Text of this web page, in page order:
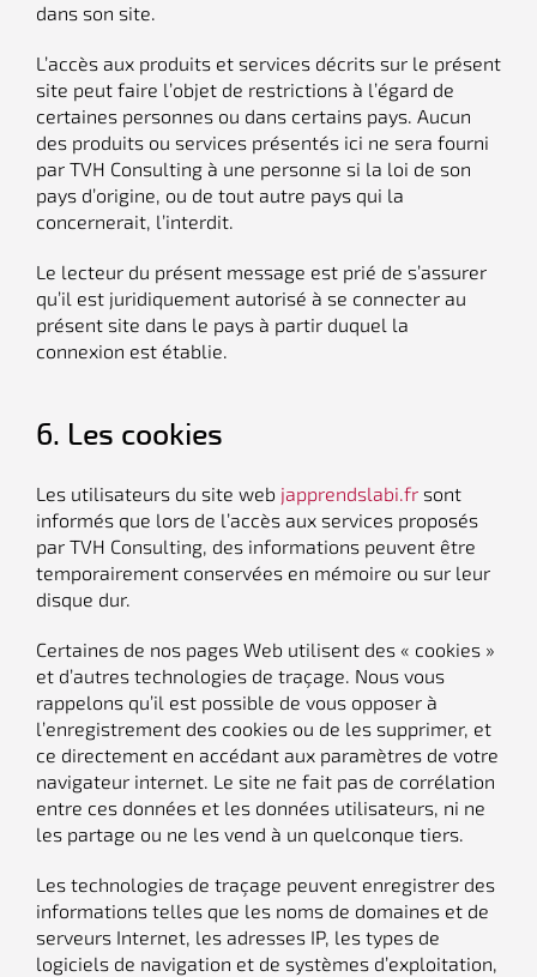
dans son site.
L’accès aux produits et services décrits sur le présent
site peut faire l’objet de restrictions à l’égard de
certaines personnes ou dans certains pays. Aucun
des produits ou services présentés ici ne sera fourni
par TVH Consulting à une personne si la loi de son
pays d’origine, ou de tout autre pays qui la
concernerait, l’interdit.
Le lecteur du présent message est prié de s’assurer
qu’il est juridiquement autorisé à se connecter au
présent site dans le pays à partir duquel la
connexion est établie.
6. Les cookies
Les utilisateurs du site web japprendslabi.fr sont
informés que lors de l’accès aux services proposés
par TVH Consulting, des informations peuvent être
temporairement conservées en mémoire ou sur leur
disque dur.
Certaines de nos pages Web utilisent des « cookies »
et d’autres technologies de traçage. Nous vous
rappelons qu’il est possible de vous opposer à
l’enregistrement des cookies ou de les supprimer, et
ce directement en accédant aux paramètres de votre
navigateur internet. Le site ne fait pas de corrélation
entre ces données et les données utilisateurs, ni ne
les partage ou ne les vend à un quelconque tiers.
Les technologies de traçage peuvent enregistrer des
informations telles que les noms de domaines et de
serveurs Internet, les adresses IP, les types de
logiciels de navigation et de systèmes d’exploitation,